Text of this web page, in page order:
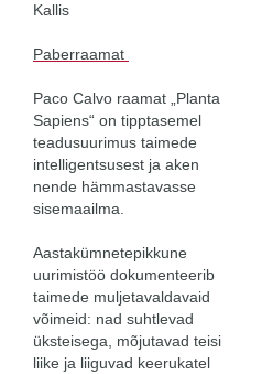
Kallis
Paberraamat
Paco Calvo raamat „Planta
Sapiens“ on tipptasemel
teadusuurimus taimede
intelligentsusest ja aken
nende hämmastavasse
sisemaailma.
Aastakümnetepikkune
uurimistöö dokumenteerib
taimede muljetavaldavaid
võimeid: nad suhtlevad
üksteisega, mõjutavad teisi
liike ja liiguvad keerukatel